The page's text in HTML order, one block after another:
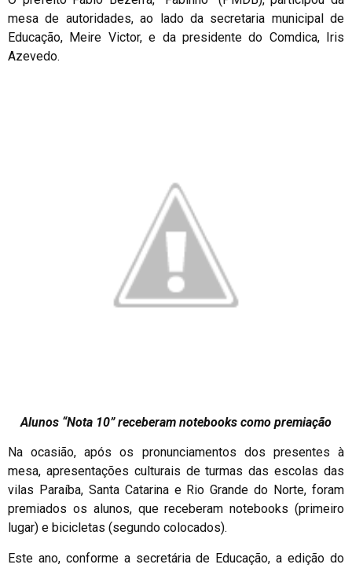
mesa de autoridades, ao lado da secretaria municipal de
Educação, Meire Victor, e da presidente do Comdica, Iris
Azevedo.
Alunos “Nota 10” receberam notebooks como premiação
Na ocasião, após os pronunciamentos dos presentes à
mesa, apresentações culturais de turmas das escolas das
vilas Paraíba, Santa Catarina e Rio Grande do Norte, foram
premiados os alunos, que receberam notebooks (primeiro
lugar) e bicicletas (segundo colocados).
Este ano, conforme a secretária de Educação, a edição do